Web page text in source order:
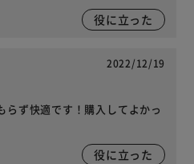
役に立った
2022/12/19
らず快適です！購入してよかっ
役に立った